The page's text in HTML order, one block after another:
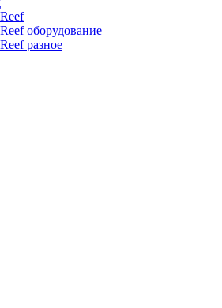
оборудование
разное